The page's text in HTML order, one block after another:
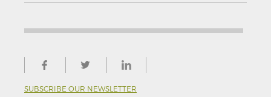
SUBSCRIBE OUR NEWSLETTER